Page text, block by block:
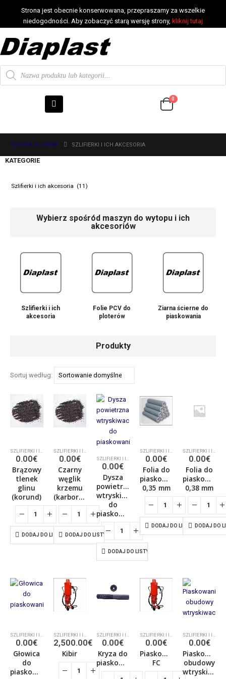
Strona jest obecnie konserwowana, przepraszamy za wszelkie
niedogodności. Aby zobaczyć starą wersję strony, kliknij tutaj
0
STRONA GŁÓWNA SZLIFIERKI I ICH AKCESORIA
KATEGORIE
Wybierz spośród maszyn do wytopu i ich
akcesoriów
Szlifierki i ich
akcesoria
Folie PCV do
ploterów
Ziarna ścierne do
piaskowania
Produkty
Sortuj według:
,ZIARNA ŚCIERNE DO PIASKOWANIA
0.00€
Brązowy
tlenek
glinu
(korund)
DODAJ DO LISTY
ZIARNA ŚCIERNE DO PIASKOWANIA
0.00€
Czarny
węglik
krzemu
(karborund)
DODAJ DO LISTY
,SZLIFIERKI I ICH AKCESORIA
0.00€
Dysza
powietrzna
wtryskiwacza
do
piaskowania
DODAJ DO LISTY
,FOLIE
0.00€
Folia do
piaskowania
0,35 mm
DODAJ DO LISTY
0.00€
Folia do
piaskowania
0,38 mm
DODAJ DO
SZLIFIERKI I ICH AKCESORIA ,SZLIFIERKI I ICH AKCESORIA
0.00€
Głowica
do
piaskowania
SZLIFIERKI I ICH AKCESORIA ,SZLIFIERKI I ICH AKCESORIA
2,500.00€
Kibir
SZLIFIERKI I ICH AKCESORIA ,SZLIFIERKI I ICH AKCESORIA
0.00€
Kryza do
piaskowania
SZLIFIERKI I ICH AKCESORIA ,
0.00€
Piaskowanie
FC
SZLIFIERKI I ICH AKCESORIA
0.00€
Piaskowanie
obudowy
wtryskiwacza